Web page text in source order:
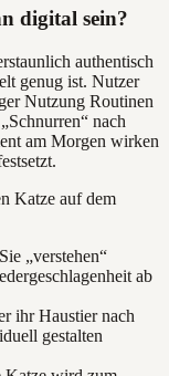
digital sein?
authentisch
genug ist. Nutzer
Nutzung Routinen
nach
am Morgen wirken
„verstehen“
ab
ihr Haustier nach
gestalten